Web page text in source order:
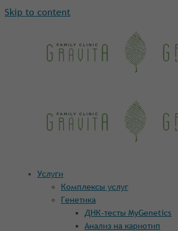
Skip to content
Услуги
Комплексы услуг
Генетика
ДНК-тесты MyGenetics
Анализ на кариотип